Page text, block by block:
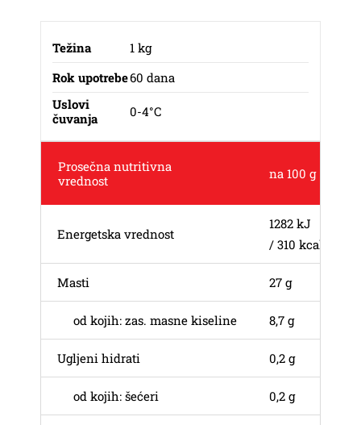
Težina
1 kg
Rok upotrebe60 dana
Uslovi
čuvanja
0-4°C
Prosečna nutritivna
vrednost
na 100 g
Energetska vrednost
1282 kJ
/ 310 kcal
Masti 27 g
od kojih: zas. masne kiseline 8,7 g
Ugljeni hidrati 0,2 g
od kojih: šećeri 0,2 g